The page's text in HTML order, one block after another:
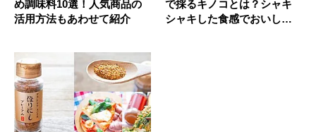
め調味料10選！人気商品の
活用方法もあわせて紹介
で採るキノコとは？シャキ
シャキした食感でおいしい